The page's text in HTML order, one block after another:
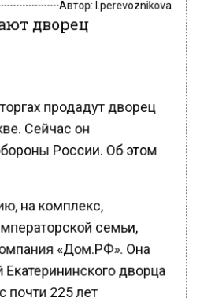
дворец
Сейчас он
России. Об этом
на комплекс,
семьи,
«Дом.РФ». Она
дворца
225 лет